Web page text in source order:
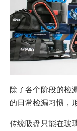
除了各个阶段的检
的日常检漏习惯，
传统吸盘只能在玻